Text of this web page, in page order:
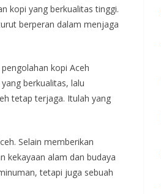
kopi yang berkualitas tinggi.
berperan dalam menjaga
kopi Aceh
berkualitas, lalu
tetap terjaga. Itulah yang
Selain memberikan
kekayaan alam dan budaya
tetapi juga sebuah